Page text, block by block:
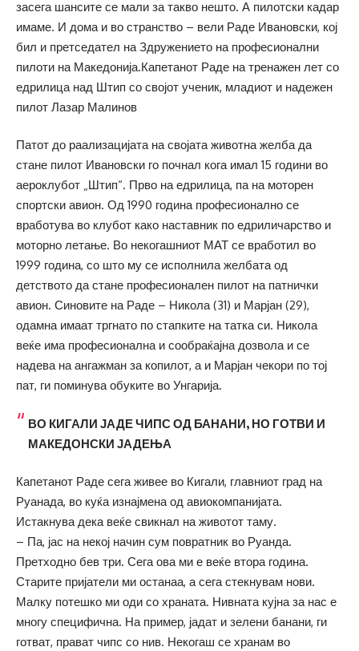
засега шансите се мали за такво нешто. А пилотски кадар
имаме. И дома и во странство – вели Раде Ивановски, кој
бил и претседател на Здружението на професионални
пилоти на Македонија.Капетанот Раде на тренажен лет со
едрилица над Штип со својот ученик, младиот и надежен
пилот Лазар Малинов
Патот до раализацијата на својата животна желба да
стане пилот Ивановски го почнал кога имал 15 години во
аероклубот „Штип“. Прво на едрилица, па на моторен
спортски авион. Од 1990 година професионално се
вработува во клубот како наставник по едриличарство и
моторно летање. Во некогашниот МАТ се вработил во
1999 година, со што му се исполнила желбата од
детството да стане професионален пилот на патнички
авион. Синовите на Раде – Никола (31) и Марјан (29),
одамна имаат тргнато по стапките на татка си. Никола
веќе има професионална и сообраќајна дозвола и се
надева на ангажман за копилот, а и Марјан чекори по тој
пат, ги поминува обуките во Унгарија.
ВО КИГАЛИ ЈАДЕ ЧИПС ОД БАНАНИ, НО ГОТВИ И
МАКЕДОНСКИ ЈАДЕЊА
Капетанот Раде сега живее во Кигали, главниот град на
Руанада, во куќа изнајмена од авиокомпанијата.
Истакнува дека веќе свикнал на животот таму.
– Па, јас на некој начин сум повратник во Руанда.
Претходно бев три. Сега ова ми е веќе втора година.
Старите пријатели ми останаа, а сега стекнувам нови.
Малку потешко ми оди со храната. Нивната кујна за нас е
многу специфична. На пример, јадат и зелени банани, ги
готват, прават чипс со нив. Некогаш се хранам во